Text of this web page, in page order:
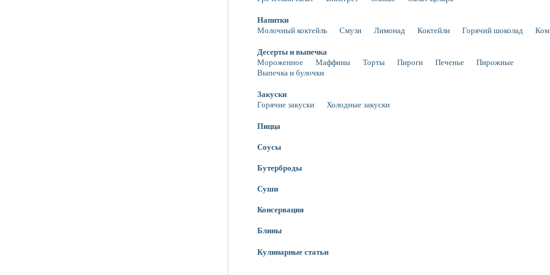
Напитки
Молочный коктейль
Смузи Лимонад Коктейли Горячий шоколад
Десерты и выпечка
Мороженное
Маффины Торты Пироги Печенье
Пирожные
Выпечка и булочки
Закуски
Горячие закуски
Холодные закуски
Пицца
Соусы
Бутерброды
Суши
Консервация
Блины
Кулинарные статьи